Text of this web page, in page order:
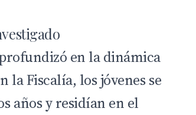
en la dinámica
la Fiscalía, los jóvenes se
años y residían en el